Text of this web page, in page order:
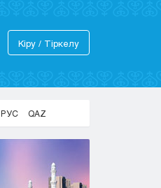
Кіру / Тіркелу
РУС QAZ